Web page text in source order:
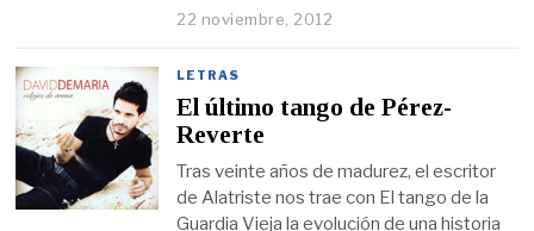
22 noviembre, 2012
LETRAS
El último tango de Pérez-
Reverte
Tras veinte años de madurez, el escritor
de Alatriste nos trae con El tango de la
Guardia Vieja la evolución de una historia